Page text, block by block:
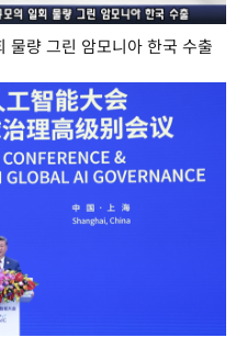
물량 그린 암모니아 한국 수출